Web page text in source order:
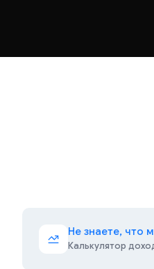
Не знаете, что
Калькулятор